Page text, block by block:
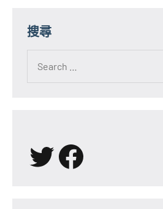
分
頁
搜尋
for:
X Facebook